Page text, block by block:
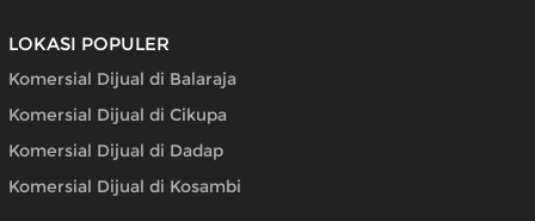
LOKASI POPULER
Komersial Dijual di Balaraja
Komersial Dijual di Cikupa
Komersial Dijual di Dadap
Komersial Dijual di Kosambi